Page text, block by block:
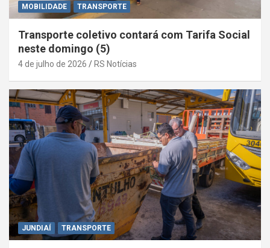
MOBILIDADE TRANSPORTE
Transporte coletivo contará com Tarifa Social
neste domingo (5)
4 de julho de 2026 RS Notícias
JUNDIAÍ TRANSPORTE